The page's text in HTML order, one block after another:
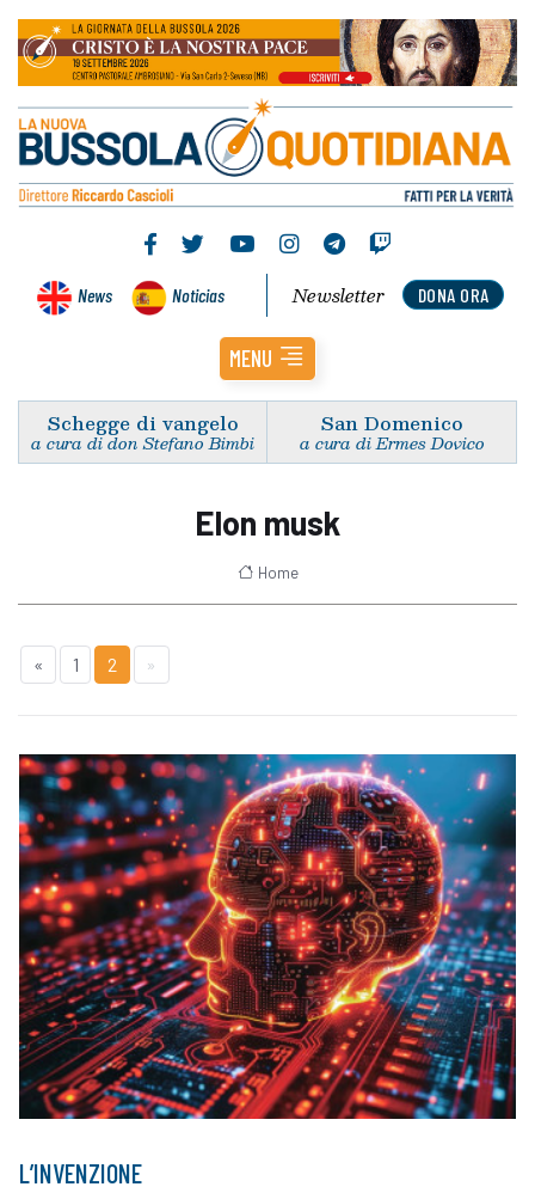
News Noticias DONA ORA
Newsletter
MENU
Schegge di vangelo
a cura di don Stefano Bimbi
San Domenico
a cura di Ermes Dovico
Elon musk
Home
« 1 2 »
L’INVENZIONE